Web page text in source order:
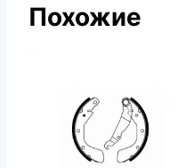
Похожие